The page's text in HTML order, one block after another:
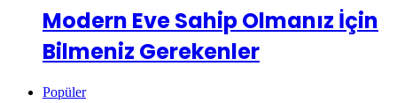
Modern Eve Sahip Olmanız İçin
Bilmeniz Gerekenler
Popüler